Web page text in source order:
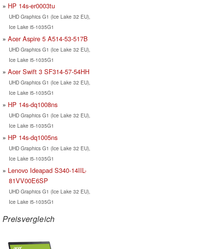
HP 14s-er0003tu
UHD Graphics G1 (Ice Lake 32 EU),
Ice Lake i5-1035G1
Acer Aspire 5 A514-53-517B
UHD Graphics G1 (Ice Lake 32 EU),
Ice Lake i5-1035G1
Acer Swift 3 SF314-57-54HH
UHD Graphics G1 (Ice Lake 32 EU),
Ice Lake i5-1035G1
HP 14s-dq1008ns
UHD Graphics G1 (Ice Lake 32 EU),
Ice Lake i5-1035G1
HP 14s-dq1005ns
UHD Graphics G1 (Ice Lake 32 EU),
Ice Lake i5-1035G1
Lenovo Ideapad S340-14IIL-
81VV00E6SP
UHD Graphics G1 (Ice Lake 32 EU),
Ice Lake i5-1035G1
Preisvergleich